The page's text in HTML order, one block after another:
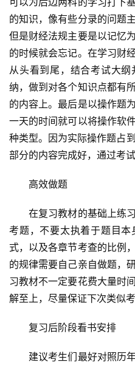
的知识，像有些分录的问题
但是财经法规主要是以记忆
的时候就会忘记。在学习财
从头看到尾，结合考试大
纳，做到对各个知识点都有
的内容上。最后是以操作题
一天的时间就可以将操作软
种类型。因为实际操作题占
部分的内容完成好，通过考试
高效做题
在复习教材的基础上练习
考题，不要太执着于题目
式，以及各章节考查的比例
的规律需要自己亲自做题，
习教材不一定要花费大量时
解至上，尽量保证下次类似
复习后阶段看书安排
建议考生们最好对照历年